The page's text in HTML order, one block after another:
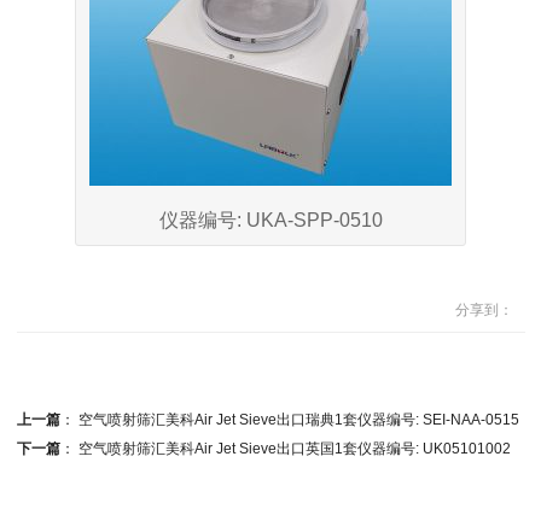
仪器编号: UKA-SPP-0510
分享到：
上一篇：
空气喷射筛汇美科Air Jet Sieve出口瑞典1套仪器编号: SEI-NAA-0515
下一篇： 空气喷射筛汇美科Air Jet Sieve出口英国1套仪器编号: UK05101002